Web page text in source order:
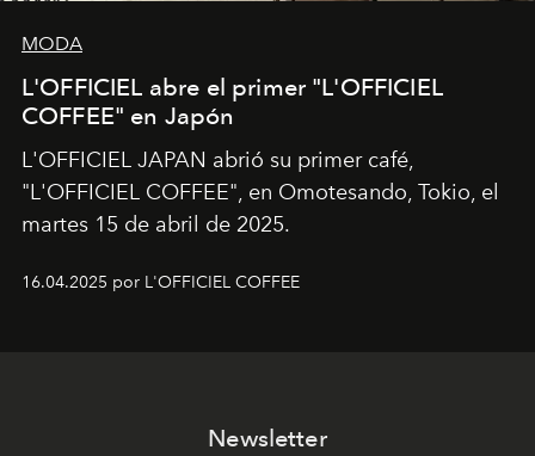
MODA
L'OFFICIEL abre el primer "L'OFFICIEL
COFFEE" en Japón
L'OFFICIEL JAPAN abrió su primer café,
"L'OFFICIEL COFFEE", en Omotesando, Tokio, el
martes 15 de abril de 2025.
16.04.2025 por L'OFFICIEL COFFEE
Newsletter